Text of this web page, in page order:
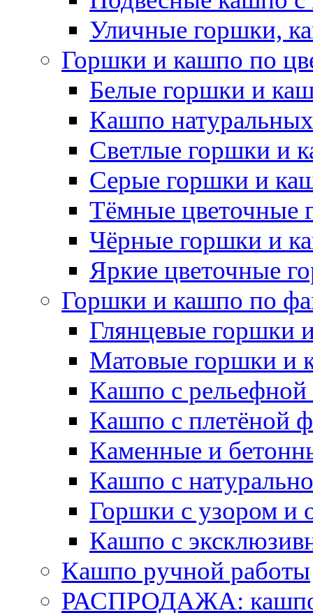
Уличные горшки,
Горшки и кашпо по
Белые горшки и
Кашпо
Светлые горшки и
Серые горшки и
Тёмные цветочные
Чёрные горшки и
Яркие цветочные
Горшки и кашпо по
Глянцевые горшки
Матовые горшки и
Кашпо с рельефной
Кашпо с плетёной
Каменные и
Кашпо с
Горшки с узором и
Кашпо с
Кашпо ручной работы
РАСПРОДАЖА: кашпо